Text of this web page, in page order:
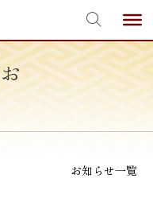
お知らせ一覧